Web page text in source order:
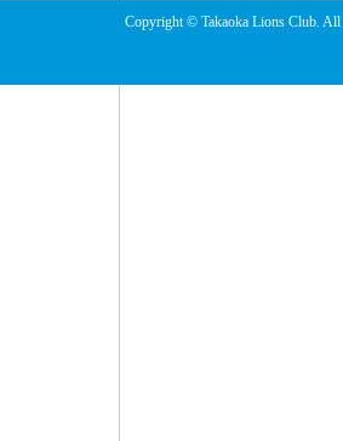
Copyright © Takaoka Lions Club. All